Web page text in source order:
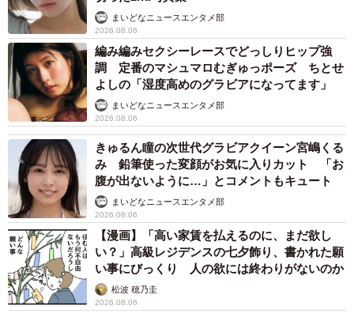
した。
2/3
個別並びのレジ。当時住職の前に2人、おじいさんの前に1人並んでいた
（photoACより「 FullMoonFactory」さん撮影、イメージ画像）
まいどなニュースエンタメ部
2026.08.06
編み編みセクシーレースでどっしりヒップ強
調 定番のマシュマロむぎゅっポーズ ちとせ
よしの「湿度高めのグラビアになってます」
まいどなニュースエンタメ部
2026.08.06
きゅるん瞳の次世代グラビアクイーン宮嶋くる
み 鉛筆使った変顔がお気に入りカット 「お
腹が出ないように…」とコメントもキュート
まいどなニュースエンタメ部
2026.08.06
【漫画】「高い家賃を払えるのに、まだ欲し
い？」高級レジデンスの七夕飾り、書かれた願
い事にびっくり 人の欲には終わりがないのか
松波 穂乃圭
2026.08.06